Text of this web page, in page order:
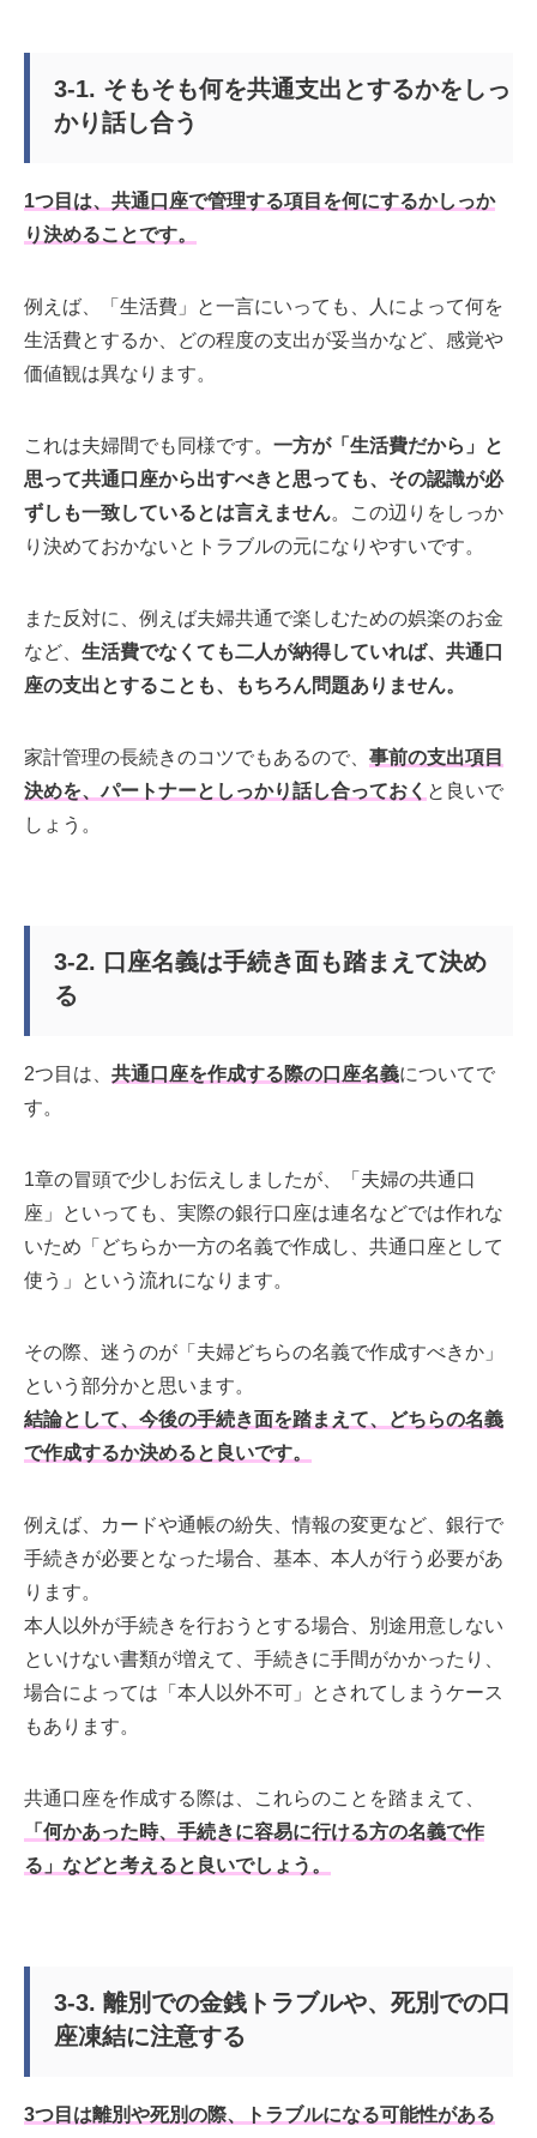
3-1. そもそも何を共通支出とするかをしっ
かり話し合う
1つ目は、共通口座で管理する項目を何にするかしっか
り決めることです。
例えば、「生活費」と一言にいっても、人によって何を
生活費とするか、どの程度の支出が妥当かなど、感覚や
価値観は異なります。
これは夫婦間でも同様です。 一方が「生活費だから」と
思って共通口座から出すべきと思っても、その認識が必
ずしも一致しているとは言えません。この辺りをしっか
り決めておかないとトラブルの元になりやすいです。
また反対に、例えば夫婦共通で楽しむための娯楽のお金
など、 生活費でなくても二人が納得していれば、共通口
座の支出とすることも、もちろん問題ありません。
家計管理の長続きのコツでもあるので、 事前の支出項目
決めを、パートナーとしっかり話し合っておく と良いで
しょう。
3-2. 口座名義は手続き面も踏まえて決め
る
2つ目は、 共通口座を作成する際の口座名義についてで
す。
1章の冒頭で少しお伝えしましたが、「夫婦の共通口
座」といっても、実際の銀行口座は連名などでは作れな
いため「どちらか一方の名義で作成し、共通口座として
使う」という流れになります。
その際、迷うのが「夫婦どちらの名義で作成すべきか」
という部分かと思います。
結論として、今後の手続き面を踏まえて、どちらの名義
で作成するか決めると良いです。
例えば、カードや通帳の紛失、情報の変更など、銀行で
手続きが必要となった場合、基本、本人が行う必要があ
ります。
本人以外が手続きを行おうとする場合、別途用意しない
といけない書類が増えて、手続きに手間がかかったり、
場合によっては「本人以外不可」とされてしまうケース
もあります。
共通口座を作成する際は、これらのことを踏まえて、
「何かあった時、手続きに容易に行ける方の名義で作
る」などと考えると良いでしょう。
3-3. 離別での金銭トラブルや、死別での口
座凍結に注意する
3つ目は離別や死別の際、トラブルになる可能性がある